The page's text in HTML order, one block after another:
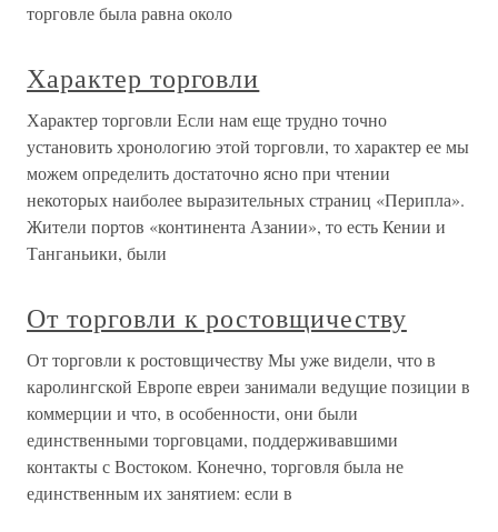
торговле была равна около
Характер торговли
Характер торговли Если нам еще трудно точно
установить хронологию этой торговли, то характер ее мы
можем определить достаточно ясно при чтении
некоторых наиболее выразительных страниц «Перипла».
Жители портов «континента Азании», то есть Кении и
Танганьики, были
От торговли к ростовщичеству
От торговли к ростовщичеству Мы уже видели, что в
каролингской Европе евреи занимали ведущие позиции в
коммерции и что, в особенности, они были
единственными торговцами, поддерживавшими
контакты с Востоком. Конечно, торговля была не
единственным их занятием: если в